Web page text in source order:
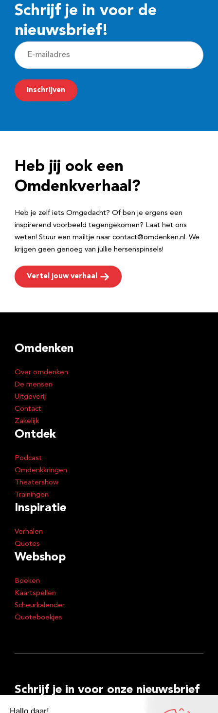
Schrijf je in voor de
nieuwsbrief!
E
-
m
a
r
e
Inschrijven
Heb jij ook een
Omdenkverhaal?
Heb je zelf iets Omgedacht? Of ben je ergens een
inspirerend voorbeeld tegengekomen? Laat het ons
weten! Stuur een mailtje naar contact@omdenken.nl. We
krijgen geen genoeg van jullie hersenspinsels!
Vertel jouw verhaal
Omdenken
Over omdenken
De mensen
Uitgeverij
Contact
Zakelijk
Ontdek
Podcast
Omdenkkringen
Theatershow
Trainingen
Inspiratie
Verhalen
Quotes
Webshop
Boeken
Kaartspellen
Scheurkalender
Quoteboekjes
Schrijf je in voor onze nieuwsbrief